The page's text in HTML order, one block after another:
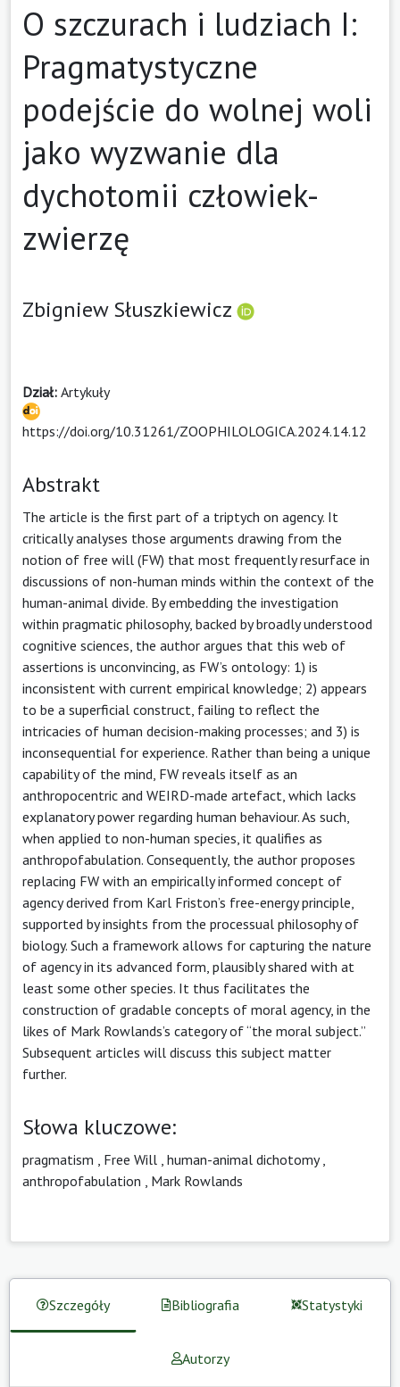
O szczurach i ludziach I:
Pragmatystyczne
podejście do wolnej woli
jako wyzwanie dla
dychotomii człowiek-
zwierzę
Zbigniew Słuszkiewicz
Dział: Artykuły
https://doi.org/10.31261/ZOOPHILOLOGICA.2024.14.12
Abstrakt
The article is the first part of a triptych on agency. It
critically analyses those arguments drawing from the
notion of free will (FW) that most frequently resurface in
discussions of non-human minds within the context of the
human-animal divide. By embedding the investigation
within pragmatic philosophy, backed by broadly understood
cognitive sciences, the author argues that this web of
assertions is unconvincing, as FW’s ontology: 1) is
inconsistent with current empirical knowledge; 2) appears
to be a superficial construct, failing to reflect the
intricacies of human decision-making processes; and 3) is
inconsequential for experience. Rather than being a unique
capability of the mind, FW reveals itself as an
anthropocentric and WEIRD-made artefact, which lacks
explanatory power regarding human behaviour. As such,
when applied to non-human species, it qualifies as
anthropofabulation. Consequently, the author proposes
replacing FW with an empirically informed concept of
agency derived from Karl Friston’s free-energy principle,
supported by insights from the processual philosophy of
biology. Such a framework allows for capturing the nature
of agency in its advanced form, plausibly shared with at
least some other species. It thus facilitates the
construction of gradable concepts of moral agency, in the
likes of Mark Rowlands’s category of “the moral subject.”
Subsequent articles will discuss this subject matter
further.
Słowa kluczowe:
pragmatism Free Will human-animal dichotomy,
anthropofabulation
Mark Rowlands
Szczegóły Bibliografia Statystyki
Autorzy